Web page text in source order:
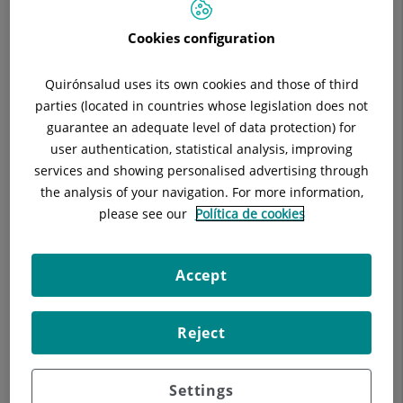
El Glaucoma es una entidad que potencialmente puede
causar la ceguera. Se trata en realidad de un grupo de
tratamiento.
Esta Unidad dedica muchos de sus esfuerzos al diagnóstico
precoz de la enfermedad, ya que esto es, en sí mismo, el
mejor tratamiento. Una vez la enfermedad está establecida el
objetivo es evitar su progresión. Para ello nuestro equipo
dispone de la más moderna tecnología encargada de analizar
tanto la estructura y anatomía del nervio óptico como la
Si usted padece de esta enfermedad o tiene a algún familiar
directo que la padezca es importante realizarse revisiones
periódicas para detectar precozmente su aparición o su
Cookies configuration
Quirónsalud uses its own cookies and those of third
parties (located in countries whose legislation does not
guarantee an adequate level of data protection) for
user authentication, statistical analysis, improving
services and showing personalised advertising through
the analysis of your navigation. For more information,
please see our Política de cookies
Settings
Reject
Accept